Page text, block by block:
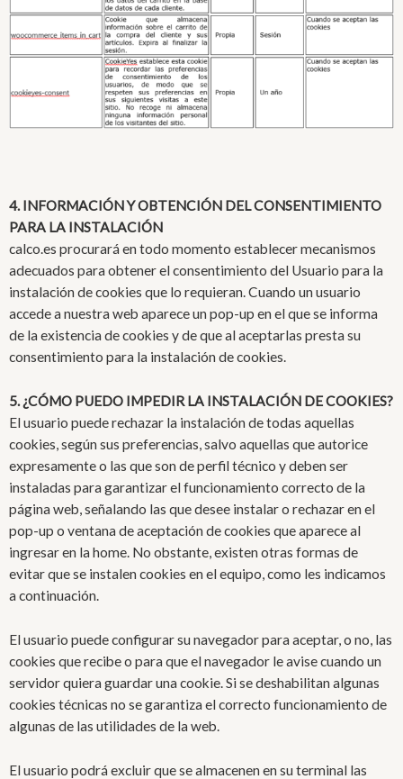
4. INFORMACIÓN Y OBTENCIÓN DEL CONSENTIMIENTO
PARA LA INSTALACIÓN
calco.es procurará en todo momento establecer mecanismos
adecuados para obtener el consentimiento del Usuario para la
instalación de cookies que lo requieran. Cuando un usuario
accede a nuestra web aparece un pop-up en el que se informa
de la existencia de cookies y de que al aceptarlas presta su
consentimiento para la instalación de cookies.
5. ¿CÓMO PUEDO IMPEDIR LA INSTALACIÓN DE COOKIES?
El usuario puede rechazar la instalación de todas aquellas
cookies, según sus preferencias, salvo aquellas que autorice
expresamente o las que son de perfil técnico y deben ser
instaladas para garantizar el funcionamiento correcto de la
página web, señalando las que desee instalar o rechazar en el
pop-up o ventana de aceptación de cookies que aparece al
ingresar en la home. No obstante, existen otras formas de
evitar que se instalen cookies en el equipo, como les indicamos
a continuación.
El usuario puede configurar su navegador para aceptar, o no, las
cookies que recibe o para que el navegador le avise cuando un
servidor quiera guardar una cookie. Si se deshabilitan algunas
cookies técnicas no se garantiza el correcto funcionamiento de
algunas de las utilidades de la web.
El usuario podrá excluir que se almacenen en su terminal las